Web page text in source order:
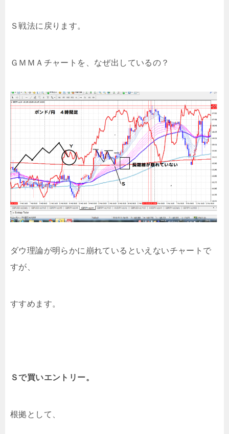
Ｓ戦法に戻ります。
ＧＭＭＡチャートを、なぜ出しているの？
ダウ理論が明らかに崩れているといえないチャートで
すが、
すすめます。
Ｓで買いエントリー。
根拠として、